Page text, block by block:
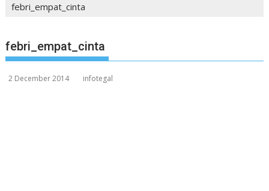
febri_empat_cinta
febri_empat_cinta
2 December 2014 infotegal